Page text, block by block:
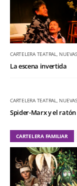
CARTELERA TEATRAL
La escena invertida
CARTELERA TEATRAL
Spider-Marx y el
CARTELERA FAMILIAR